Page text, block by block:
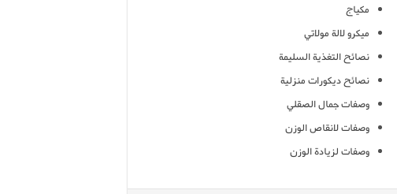
مكياج
ميكرو لالة مولاتي
نصائح التغذية السليمة
نصائح ديكورات منزلية
وصفات جمال الصقلي
وصفات لانقاص الوزن
وصفات لزيادة الوزن